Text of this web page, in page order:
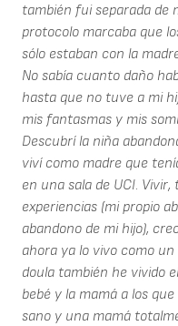
también fui separada de
protocolo marcaba que
sólo estaban con la
No sabía cuanto daño
hasta que no tuve a mi
mis fantasmas y mis
Descubrí la niña
viví como madre que
en una sala de UCI.
experiencias (mi propio
abandono de mi hijo),
ahora ya lo vivo como
doula también he vivido
bebé y la mamá a los
sano y una mamá